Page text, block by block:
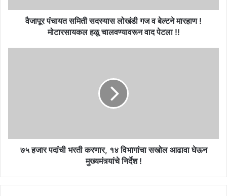
मारहाण
वैजापूर पंचायत समिती सदस्यास लोखंडी गज व बेल्टने मारहाण !
मोटारसायकल हळू चालवण्यावरून वाद पेटला !!
आढावा
७५ हजार पदांची भरती करणार, १४ विभागांचा सखोल आढावा घेऊन
मुख्यमंत्र्यांचे निर्देश !